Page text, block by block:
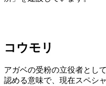
コウモリ
アガベの受粉の立役者とし
認める意味で、現在スペシ